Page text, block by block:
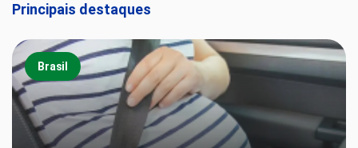
Principais destaques
Brasil